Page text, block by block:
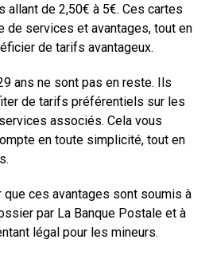
de 2,50€ à 5€. Ces cartes
de services et avantages, tout en
de tarifs avantageux.
ans ne sont pas en reste. Ils
de tarifs préférentiels sur les
associés. Cela vous
en toute simplicité, tout en
que ces avantages sont soumis à
par La Banque Postale et à
légal pour les mineurs.